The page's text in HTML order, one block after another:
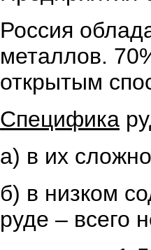
Россия
металлов.
открытым
Специфика
а) в их
б) в низком
руде – всего